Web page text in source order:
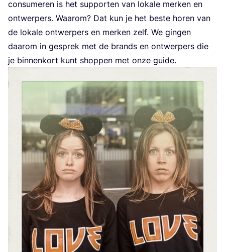
con­su­me­ren is het sup­por­ten van loka­le mer­ken en
ont­wer­pers. Waar­om? Dat kun je het bes­te horen van
de loka­le ont­wer­pers en mer­ken zelf. We gin­gen
daar­om in gesprek met de brands en ont­wer­pers die
je bin­nen­kort kunt shop­pen met onze guide.